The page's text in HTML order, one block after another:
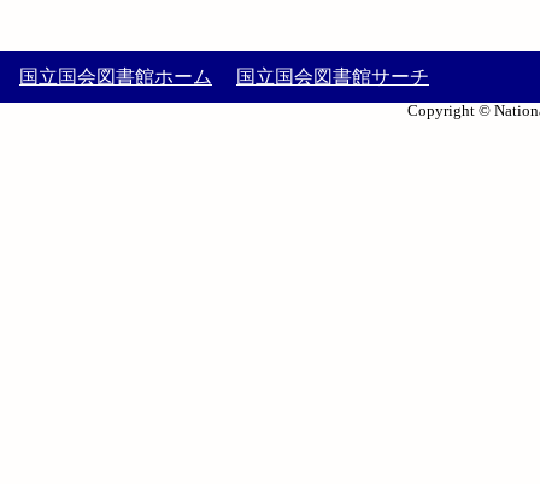
国立国会図書館ホーム 国立国会図書館サーチ
Copyright ©